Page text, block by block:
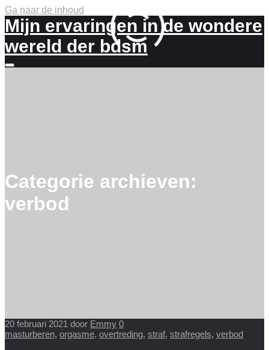
Ga naar de inhoud
Mijn ervaringen in de wondere
wereld der bdsm
Meer
Categorie archieven:
verbod
20 februari 2021 door Emmy 0
masturberen, orgasme, overtreding, straf, strafregels, verbod